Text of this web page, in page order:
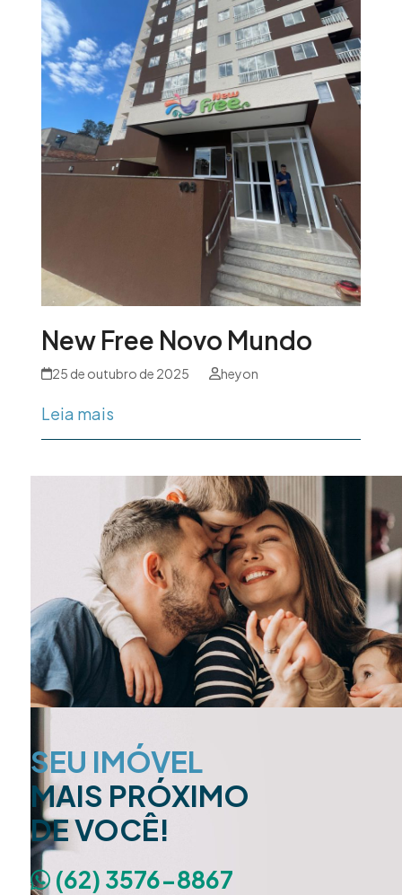
New Free Novo Mundo
25 de outubro de 2025 heyon
Leia mais
SEU IMÓVEL
MAIS PRÓXIMO
DE VOCÊ!
(62) 3576-8867